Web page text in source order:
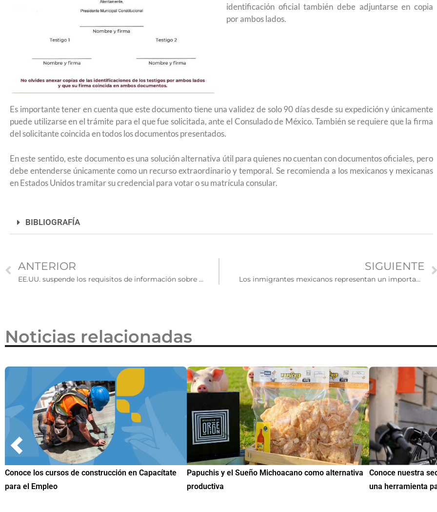
identificación oficial también debe adjuntarse en copia
por ambos lados.
Es importante tener en cuenta que este documento tiene una validez de solo 90 días desde su expedición y únicamente
puede utilizarse en el trámite para el que fue solicitada, ante el Consulado de México. También se requiere que la firma
del solicitante coincida en todos los documentos presentados.
En este sentido, este documento es una solución alternativa útil para quienes no cuentan con documentos oficiales, pero
debe entenderse únicamente como un recurso extraordinario y temporal. Se recomienda a los mexicanos y mexicanas
en Estados Unidos tramitar su credencial para votar o su matrícula consular.
BIBLIOGRAFÍA
ANTERIOR
EE.UU. suspende los requisitos de información sobre propietarios beneficiarios para empresas nacionales
SIGUIENTE
Los inmigrantes mexicanos representan un importante motor económico para Estados Unidos
UNAM San Antonio abre cursos de preparación
2026
Ciudadanízate, el curso gratuito de
Noticias relacionadas
Papuchis y el Sueño Michoacano como alternativa
productiva
Conoce nuestra sección de Educación y Empleo:
una herramienta para encontrar oportunidades
IMME
de